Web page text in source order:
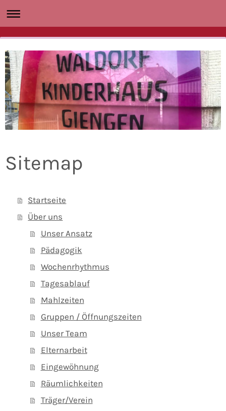
Sitemap
Startseite
Über uns
Unser Ansatz
Pädagogik
Wochenrhythmus
Tagesablauf
Mahlzeiten
Gruppen / Öffnungszeiten
Unser Team
Elternarbeit
Eingewöhnung
Räumlichkeiten
Träger/Verein